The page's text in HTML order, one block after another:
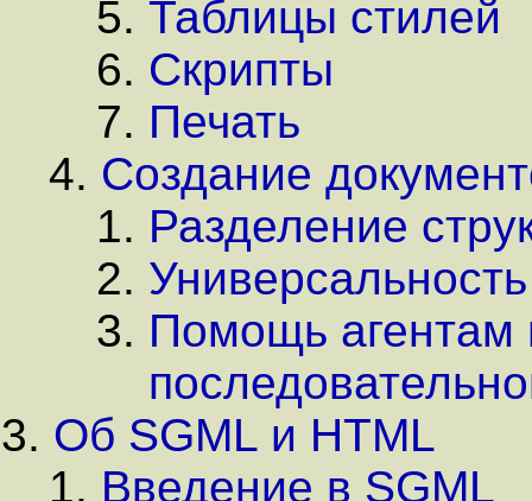
Таблицы стилей
Скрипты
Печать
Создание
Разделение
Помощь агентам
Об SGML и HTML
Введение в SGML